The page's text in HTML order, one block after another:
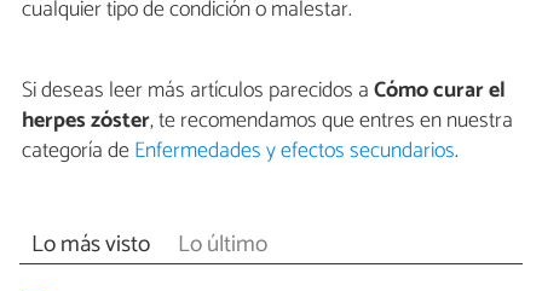
cualquier tipo de condición o malestar.
Si deseas leer más artículos parecidos aCómo curar el
herpes zóster, te recomendamos que entres en nuestra
categoría deEnfermedades y efectos secundarios.
Lo más visto Lo último